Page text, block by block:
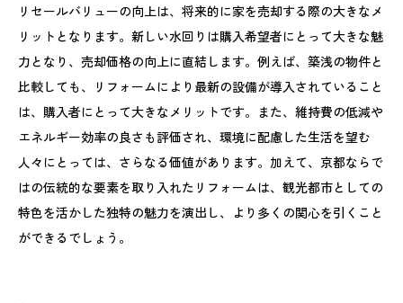
リセールバリューの向上は、将来的に家を売却する際の大きなメ
リットとなります。新しい水回りは購入希望者にとって大きな魅
力となり、売却価格の向上に直結します。例えば、築浅の物件と
比較しても、リフォームにより最新の設備が導入されていること
は、購入者にとって大きなメリットです。また、維持費の低減や
エネルギー効率の良さも評価され、環境に配慮した生活を望む
人々にとっては、さらなる価値があります。加えて、京都ならで
はの伝統的な要素を取り入れたリフォームは、観光都市としての
特色を活かした独特の魅力を演出し、より多くの関心を引くこと
ができるでしょう。